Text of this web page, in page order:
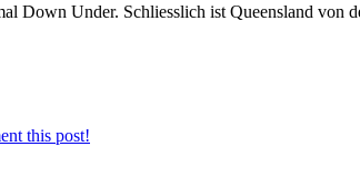
Down Under. Schliesslich ist Queensland von
this post!